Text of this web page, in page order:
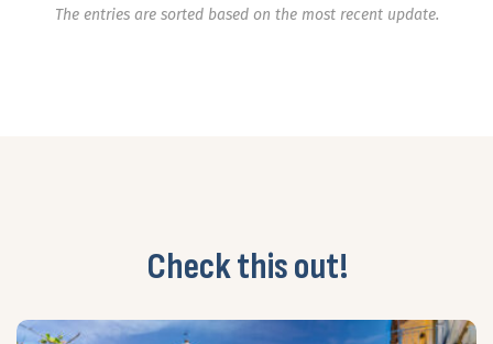
The entries are sorted based on the most recent update.
Check this out!